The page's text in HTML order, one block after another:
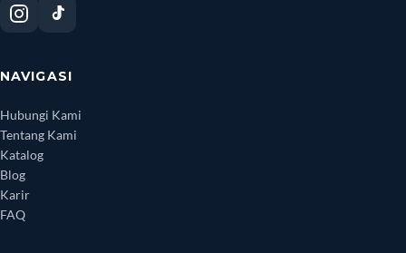
NAVIGASI
Hubungi Kami
Tentang Kami
Katalog
Blog
Karir
FAQ